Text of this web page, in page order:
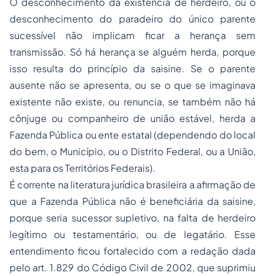
desconhecimento do paradeiro do único parente
sucessível não implicam ficar a herança sem
transmissão. Só há herança se alguém herda, porque
isso resulta do princípio da saisine. Se o parente
ausente não se apresenta, ou se o que se imaginava
existente não existe, ou renuncia, se também não há
cônjuge ou companheiro de união estável, herda a
Fazenda Pública ou ente estatal (dependendo do local
do bem, o Município, ou o Distrito Federal, ou a União,
esta para os Territórios Federais).
É corrente na literatura jurídica brasileira a afirmação de
que a Fazenda Pública não é beneficiária da saisine,
porque seria sucessor supletivo, na falta de herdeiro
legítimo ou testamentário, ou de legatário. Esse
entendimento ficou fortalecido com a redação dada
pelo art. 1.829 do Código Civil de 2002, que suprimiu